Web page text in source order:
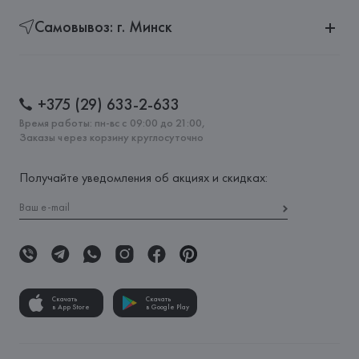
Самовывоз: г. Минск
+375 (29) 633-2-633
Время работы: пн-вс с 09:00 до 21:00,
Заказы через корзину круглосуточно
Получайте уведомления об акциях и скидках:
Скачать
в App Store
Скачать
в Google Play